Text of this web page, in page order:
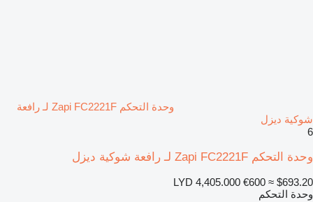
وحدة التحكم Zapi FC2221F لـ رافعة
شوكية ديزل
6
وحدة التحكم Zapi FC2221F لـ رافعة شوكية ديزل
LYD 4,405.000 €600 ≈ $693.20
وحدة التحكم